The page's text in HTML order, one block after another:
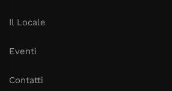
Il Locale
Eventi
Contatti